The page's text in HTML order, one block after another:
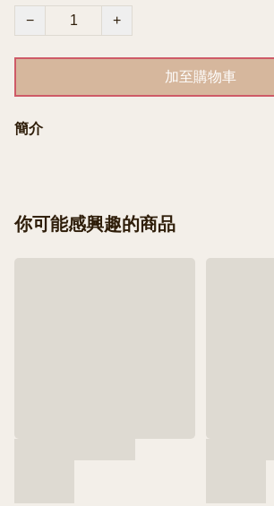
−
+
加至購物車
簡介
你可能感興趣的商品